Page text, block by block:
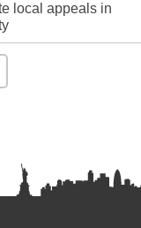
local appeals in